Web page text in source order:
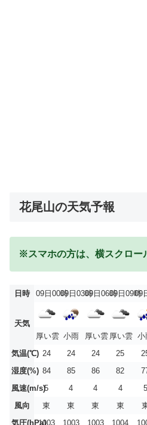
花尾山の天気予報
※スマホの方は、横スクロー
日時 09日00時09日03時09日06時09日09時
09
天気
厚い雲 小雨 厚い雲 厚い雲 小
気温(℃) 24 24 24 25
湿度(%) 84 85 86 82
風速(m/s)5 4 4 4 5
風向
東 東 東 東
気圧(hPa)1003 1003 1003 1004